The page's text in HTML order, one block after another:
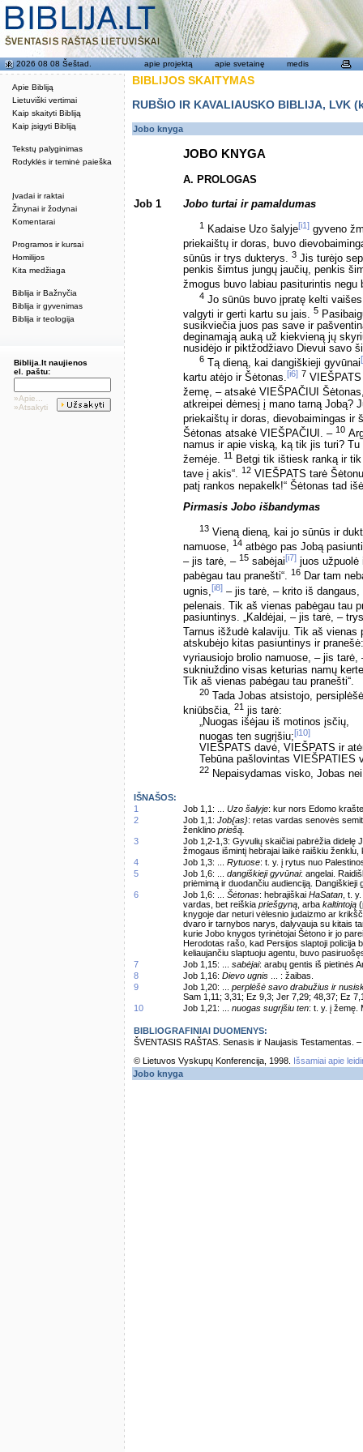
Apie Bibliją
Lietuviški vertimai
Kaip skaityti Bibliją
Kaip įsigyti Bibliją
Tekstų palyginimas
Rodyklės ir teminė paieška
Įvadai ir raktai
Žinynai ir žodynai
Komentarai
Programos ir kursai
Homilijos
Kita medžiaga
Biblija ir Bažnyčia
Biblija ir gyvenimas
Biblija ir teologija
2026 08 08 Šeštad. apie projektą apie svetainę medis
Biblija.lt naujienos
el. paštu:
»Apie...
»Atsakyti
BIBLIJOS SKAITYMAS
RUBŠIO IR KAVALIAUSKO BIBLIJA,
Jobo knyga
JOBO KNYGA
A. PROLOGAS
Job 1 Jobo turtai ir pamaldumas
1 Kadaise Uzo šalyje[i1] gyveno
priekaištų ir doras, buvo
sūnūs ir trys dukterys. 3 Jis turėjo
penkis šimtus jungų jaučių, penkis
žmogus buvo labiau pasiturintis
4 Jo sūnūs buvo įpratę kelti
valgyti ir gerti kartu su jais. 5
susikviečia juos pas save ir
deginamąją auką už kiekvieną jų
nusidėjo ir piktžodžiavo Dievui savo
6 Tą dieną, kai dangiškieji gyvūnai
kartu atėjo ir Šėtonas.[i6] 7 VIEŠPATS
žemę, – atsakė VIEŠPAČIUI
atkreipei dėmesį į mano tarną Jobą?
priekaištų ir doras, dievobaimingas ir
Šėtonas atsakė VIEŠPAČIUI. – 10
namus ir apie viską, ką tik jis turi? Tu
žemėje. 11
Betgi tik ištiesk ranką ir
tave į akis“. 12 VIEŠPATS tarė
patį rankos nepakelk!“ Šėtonas tad
Pirmasis Jobo išbandymas
13 Vieną dieną, kai jo sūnūs ir
namuose, 14 atbėgo pas Jobą
– jis tarė, – 15 sabėjai[i7] juos užpuolė
pabėgau tau pranešti“. 16 Dar tam
ugnis,[i8] – jis tarė, – krito iš
pelenais. Tik aš vienas pabėgau tau
pasiuntinys. „Kaldėjai, – jis tarė, –
Tarnus išžudė kalaviju. Tik aš vienas
atskubėjo kitas pasiuntinys ir
vyriausiojo brolio namuose, – jis tarė,
sukniuždino visas keturias namų
Tik aš vienas pabėgau tau pranešti“.
20 Tada Jobas atsistojo,
kniūbsčia, 21 jis tarė:
„Nuogas išėjau iš motinos įsčių,
nuogas ten sugrįšiu;[i10]
VIEŠPATS davė, VIEŠPATS ir
Tebūna pašlovintas VIEŠPATIES
22 Nepaisydamas visko, Jobas
IŠNAŠOS:
1
Job 1,1: ... Uzo šalyje: kur nors Edomo
2
Job 1,1: Job{as}: retas vardas senovės
ženklino priešą.
3
Job 1,2-1,3: Gyvulių skaičiai pabrėžia didelę
žmogaus išmintį hebrajai laikė raiškiu
4
Job 1,3: ... Rytuose: t. y. į rytus nuo
5
Job 1,6: ... dangiškieji gyvūnai: angelai.
priėmimą ir duodančiu audienciją.
6
Job 1,6: ... Šėtonas: hebrajiškai HaSatan , t.
vardas, bet reiškia priešgyną , arba kaltintoją
knygoje dar neturi vėlesnio judaizmo ar
dvaro ir tarnybos narys, dalyvauja su kitais
kurie Jobo knygos tyrinėtojai Šėtono ir jo
Herodotas rašo, kad Persijos slaptoji policija
keliaujančiu slaptuoju agentu, buvo
7
Job 1,15: ... sabėjai: arabų gentis iš pietinės
8
Job 1,16: Dievo ugnis ... : žaibas.
9
Job 1,20: ... perplėšė savo drabužius ir
Sam 1,11; 3,31; Ez 9,3; Jer 7,29; 48,37; Ez
10
Job 1,21: ... nuogas sugrįšiu ten: t. y. į žemę.
BIBLIOGRAFINIAI DUOMENYS:
ŠVENTASIS RAŠTAS. Senasis ir Naujasis Testamentas.
© Lietuvos Vyskupų Konferencija, 1998.
Išsamiai apie
Jobo knyga